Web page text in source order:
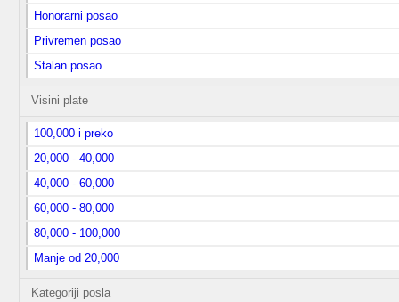
Honorarni posao
Privremen posao
Stalan posao
Visini plate
100,000 i preko
20,000 - 40,000
40,000 - 60,000
60,000 - 80,000
80,000 - 100,000
Manje od 20,000
Kategoriji posla